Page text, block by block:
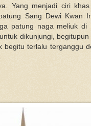
Yang menjadi ciri
Sang Dewi Kwan
patung naga meliuk di
dikunjungi,
terlalu terganggu